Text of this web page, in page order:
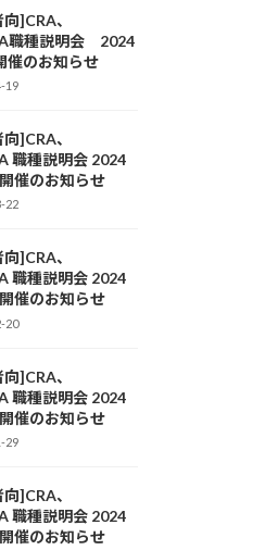
]CRA、
職種説明会 2024
催のお知らせ
19
]CRA、
職種説明会 2024
催のお知らせ
22
]CRA、
職種説明会 2024
催のお知らせ
20
]CRA、
職種説明会 2024
催のお知らせ
29
]CRA、
職種説明会 2024
催のお知らせ